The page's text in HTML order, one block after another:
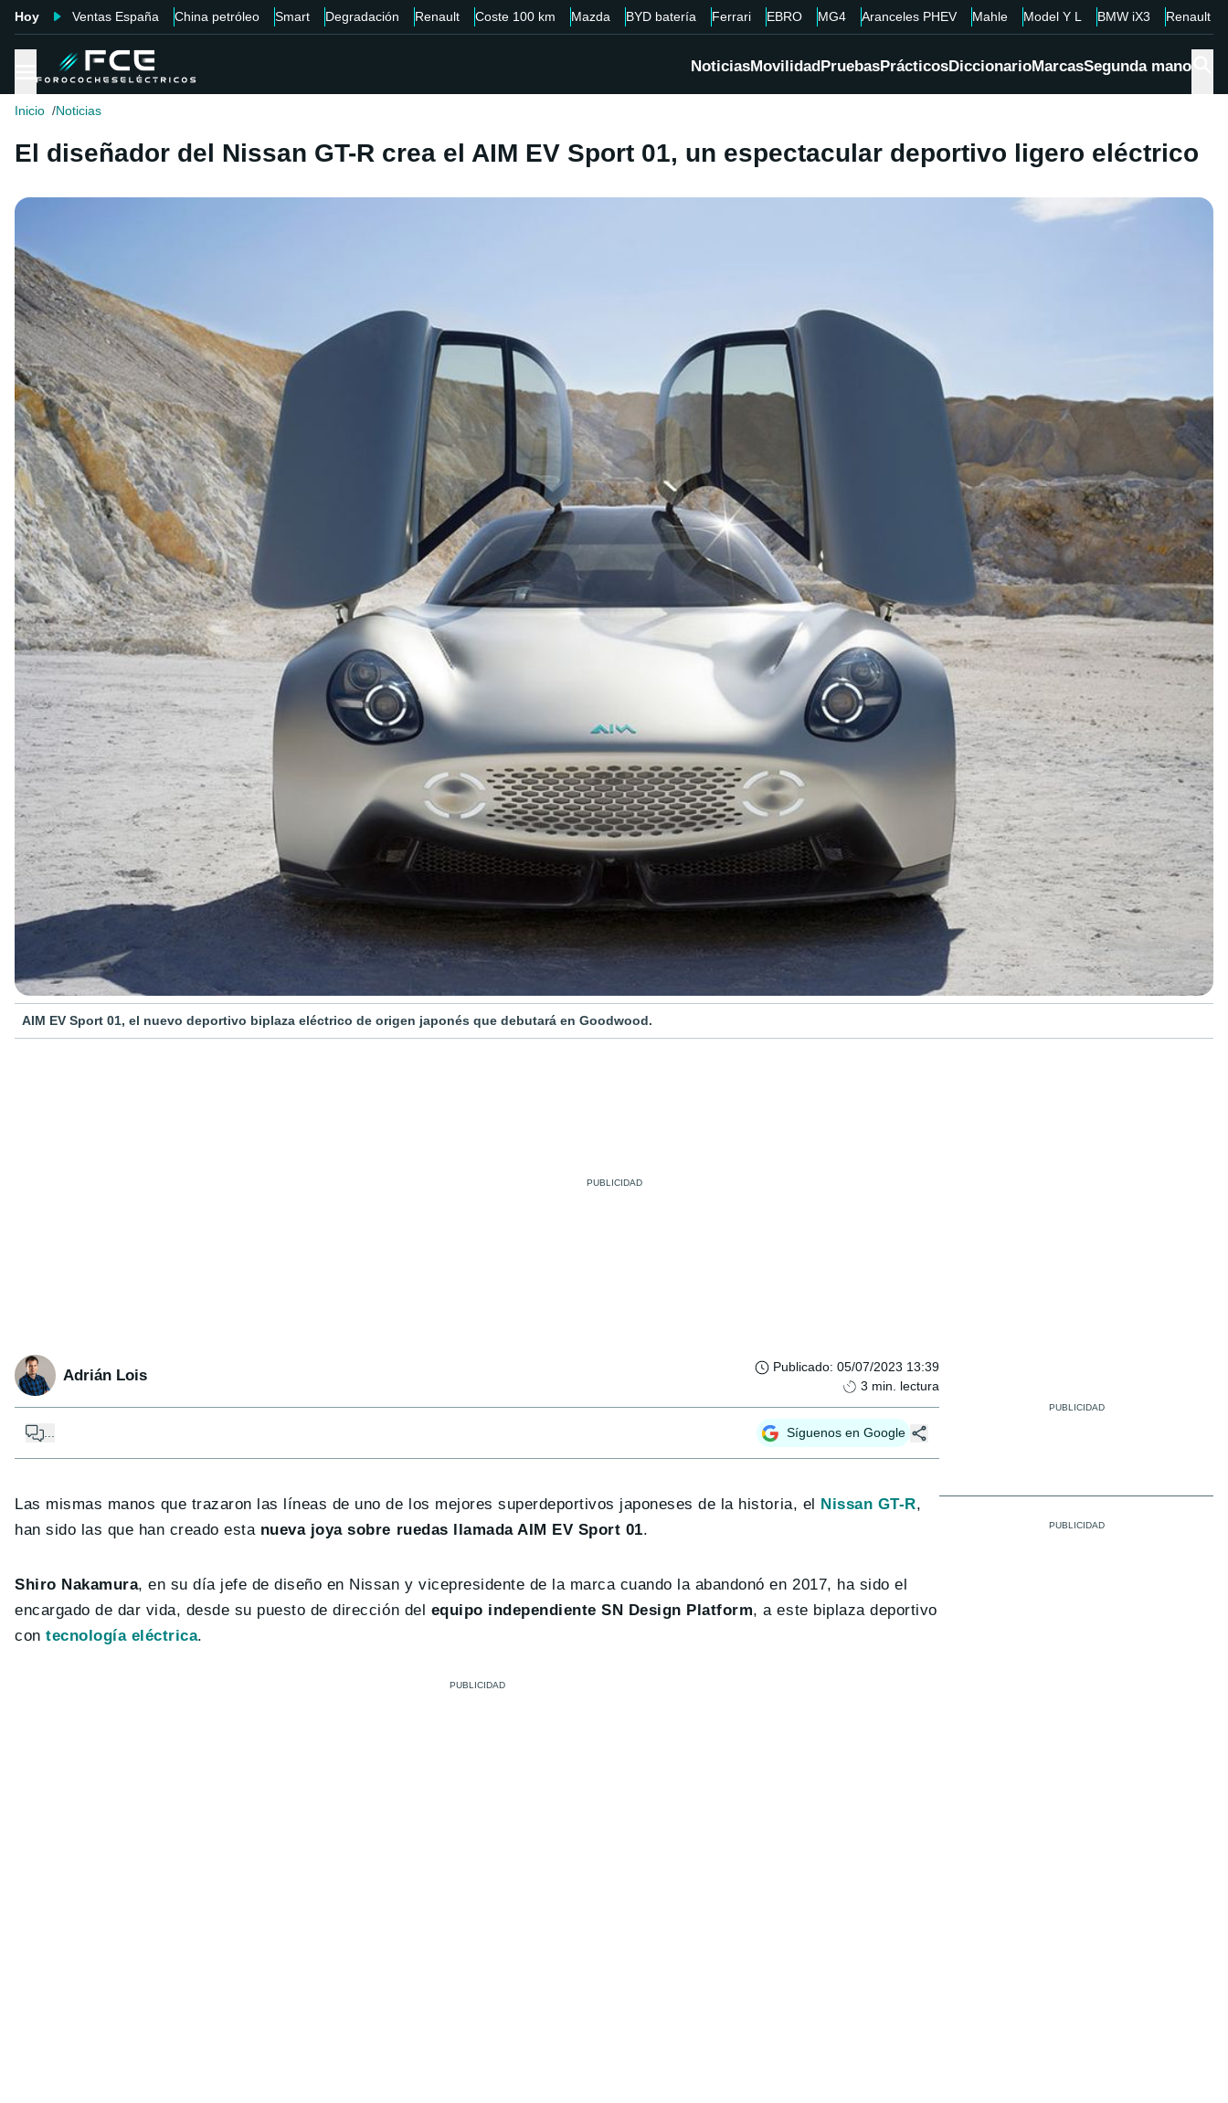
Hoy Ventas España China petróleo Smart Degradación Renault Coste 100 km Mazda BYD batería Ferrari EBRO MG4 Aranceles PHEV Mahle Model Y L BMW iX3 Renault
NoticiasMovilidadPruebasPrácticosDiccionarioMarcasSegunda mano
Inicio Noticias
El diseñador del Nissan GT-R crea el AIM EV Sport 01, un espectacular deportivo ligero eléctrico
AIM EV Sport 01, el nuevo deportivo biplaza eléctrico de origen japonés que debutará en Goodwood.
Adrián Lois Publicado: 05/07/2023 13:39
3 min. lectura
... Síguenos en Google
Las mismas manos que trazaron las líneas de uno de los mejores superdeportivos japoneses de la historia, el Nissan GT-R,
han sido las que han creado esta nueva joya sobre ruedas llamada AIM EV Sport 01.
Shiro Nakamura, en su día jefe de diseño en Nissan y vicepresidente de la marca cuando la abandonó en 2017, ha sido el
encargado de dar vida, desde su puesto de dirección del equipo independiente SN Design Platform, a este biplaza deportivo
contecnología eléctrica.